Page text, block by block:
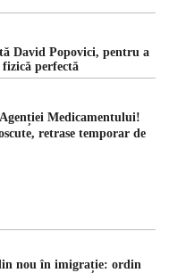
David Popovici, pentru a
perfectă
Medicamentului!
retrase temporar de
nou în imigrație: ordin